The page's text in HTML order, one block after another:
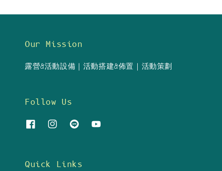
Our Mission
露營&活動設備｜活動搭建&佈置｜活動策劃
Follow Us
Quick Links